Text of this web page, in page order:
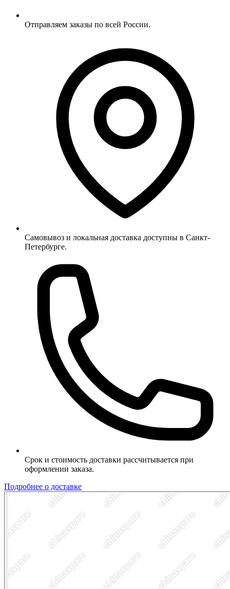
Отправляем заказы по всей России.
Самовывоз и локальная доставка доступны в Санкт-
Петербурге.
Срок и стоимость доставки рассчитывается при
оформлении заказа.
Подробнее о доставке